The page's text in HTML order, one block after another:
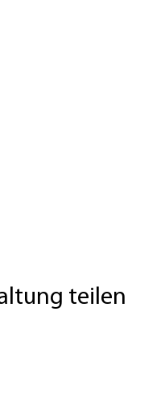
teilen